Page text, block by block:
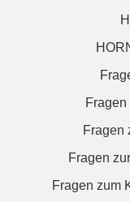
Fragen
Fragen
Fragen zum